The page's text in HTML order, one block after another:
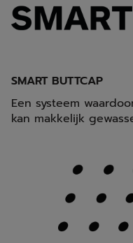
SMART BUTTCAP
Een systeem
kan makkelijk